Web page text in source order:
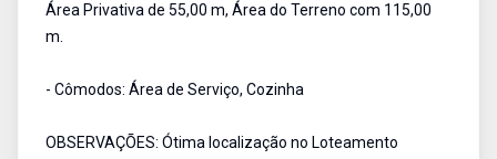
Área Privativa de 55,00 m, Área do Terreno com 115,00
m.
- Cômodos: Área de Serviço, Cozinha
OBSERVAÇÕES: Ótima localização no Loteamento